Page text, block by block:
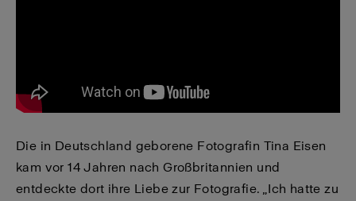
Die in Deutschland geborene Fotografin Tina Eisen
kam vor 14 Jahren nach Großbritannien und
entdeckte dort ihre Liebe zur Fotografie. „Ich hatte zu